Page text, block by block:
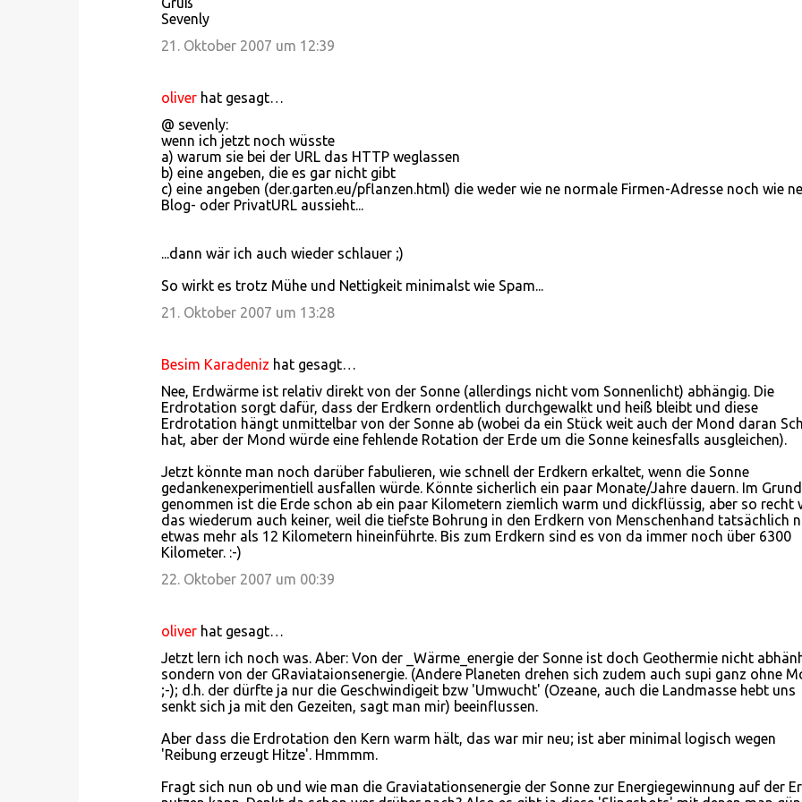
Sevenly
21. Oktober 2007 um 12:39
oliverhat gesagt…
@ sevenly:
wenn ich jetzt noch wüsste
a) warum sie bei der URL das HTTP weglassen
b) eine angeben, die es gar nicht gibt
c) eine angeben (der.garten.eu/pflanzen.html) die weder wie ne normale Firmen-Adresse noch wie ne
Blog- oder PrivatURL aussieht...
...dann wär ich auch wieder schlauer ;)
So wirkt es trotz Mühe und Nettigkeit minimalst wie Spam...
21. Oktober 2007 um 13:28
Besim Karadeniz hat gesagt…
Nee, Erdwärme ist relativ direkt von der Sonne (allerdings nicht vom Sonnenlicht) abhängig. Die
Erdrotation sorgt dafür, dass der Erdkern ordentlich durchgewalkt und heiß bleibt und diese
Erdrotation hängt unmittelbar von der Sonne ab (wobei da ein Stück weit auch der Mond daran
hat, aber der Mond würde eine fehlende Rotation der Erde um die Sonne keinesfalls ausgleichen).
Jetzt könnte man noch darüber fabulieren, wie schnell der Erdkern erkaltet, wenn die Sonne
gedankenexperimentiell ausfallen würde. Könnte sicherlich ein paar Monate/Jahre dauern. Im
genommen ist die Erde schon ab ein paar Kilometern ziemlich warm und dickflüssig, aber so recht
das wiederum auch keiner, weil die tiefste Bohrung in den Erdkern von Menschenhand tatsächlich
etwas mehr als 12 Kilometern hineinführte. Bis zum Erdkern sind es von da immer noch über 6300
Kilometer. :-)
22. Oktober 2007 um 00:39
oliverhat gesagt…
Jetzt lern ich noch was. Aber: Von der _Wärme_energie der Sonne ist doch Geothermie nicht
sondern von der GRaviataionsenergie. (Andere Planeten drehen sich zudem auch supi ganz ohne
;-); d.h. der dürfte ja nur die Geschwindigeit bzw 'Umwucht' (Ozeane, auch die Landmasse hebt uns
senkt sich ja mit den Gezeiten, sagt man mir) beeinflussen.
Aber dass die Erdrotation den Kern warm hält, das war mir neu; ist aber minimal logisch wegen
'Reibung erzeugt Hitze'. Hmmmm.
Fragt sich nun ob und wie man die Graviatationsenergie der Sonne zur Energiegewinnung auf der